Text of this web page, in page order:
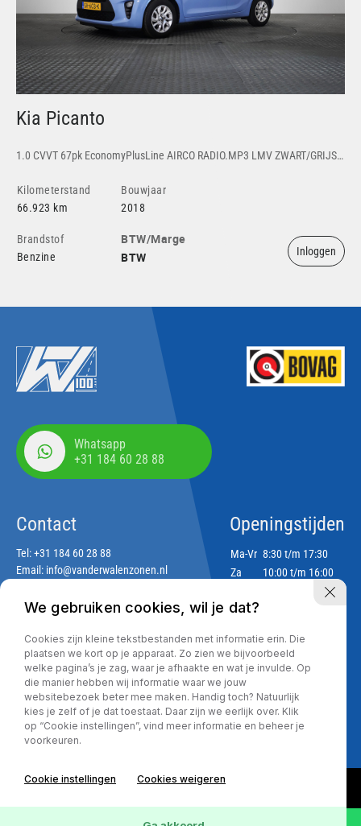
Kia Picanto
1.0 CVVT 67pk EconomyPlusLine AIRCO RADIO.MP3 LMV ZWART/GRIJS.STOF CV ELEK.PAKKET
Kilometerstand
66.923 km
Bouwjaar
2018
Brandstof
Benzine
BTW/Marge
BTW
Inloggen
Whatsapp
+31 184 60 28 88
Contact
Tel:+31 184 60 28 88
Email: info@vanderwalenzonen.nl
Adres
Lekdijk 188
2967 GJ Langerak
Openingstijden
Ma-Vr 8:30 t/m 17:30
Za
10:00 t/m 16:00
Privacy policy
We gebruiken cookies, wil je dat?
Cookies zijn kleine tekstbestanden met informatie erin. Die
plaatsen we kort op je apparaat. Zo zien we bijvoorbeeld
welke pagina’s je zag, waar je afhaakte en wat je invulde. Op
die manier hebben wij informatie waar we jouw
websitebezoek beter mee maken. Handig toch? Natuurlijk
kies je zelf of je dat toestaat. Daar zijn we eerlijk over. Klik
op “Cookie instellingen”, vind meer informatie en beheer je
voorkeuren.
Cookie instellingen Cookies weigeren